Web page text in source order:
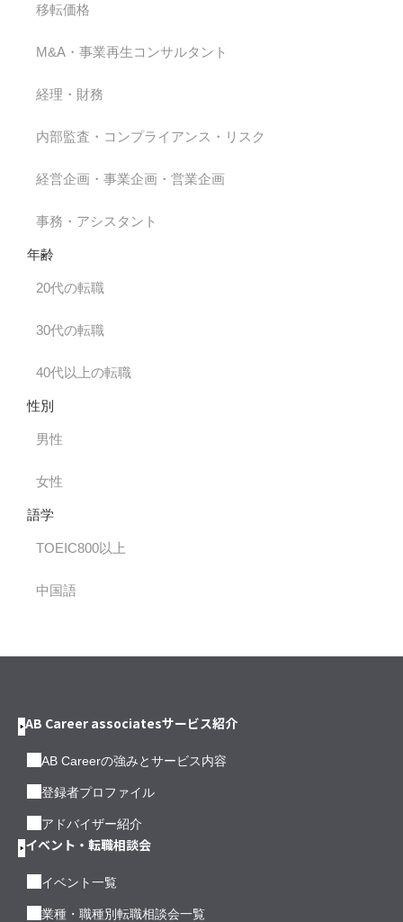
移転価格
M&A・事業再生コンサルタント
経理・財務
内部監査・コンプライアンス・リスク
経営企画・事業企画・営業企画
事務・アシスタント
年齢
20代の転職
30代の転職
40代以上の転職
性別
男性
女性
語学
TOEIC800以上
中国語
AB Career associatesサービス紹介
AB Careerの強みとサービス内容
登録者プロファイル
アドバイザー紹介
イベント・転職相談会
イベント一覧
業種・職種別転職相談会一覧